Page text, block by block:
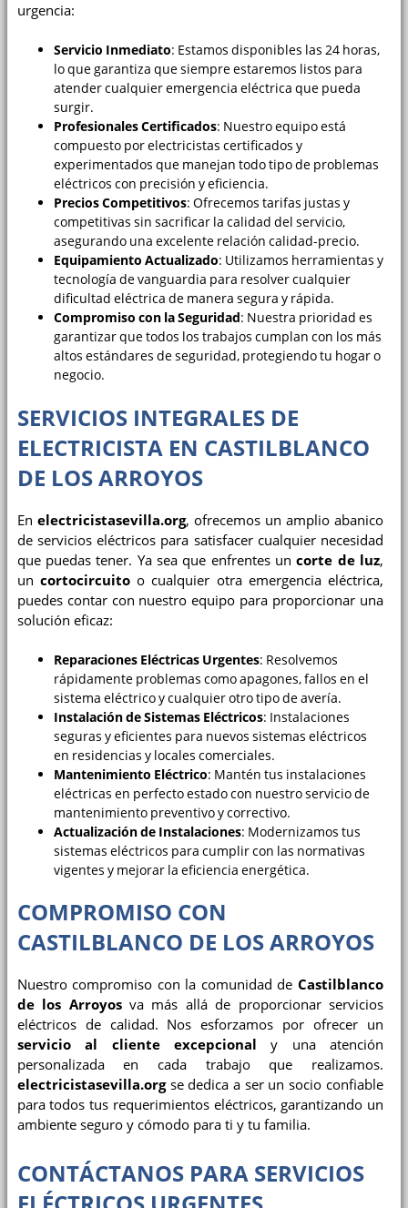
urgencia:
Servicio Inmediato: Estamos disponibles las 24 horas,
lo que garantiza que siempre estaremos listos para
atender cualquier emergencia eléctrica que pueda
surgir.
Profesionales Certificados: Nuestro equipo está
compuesto por electricistas certificados y
experimentados que manejan todo tipo de problemas
eléctricos con precisión y eficiencia.
Precios Competitivos: Ofrecemos tarifas justas y
competitivas sin sacrificar la calidad del servicio,
asegurando una excelente relación calidad-precio.
Equipamiento Actualizado: Utilizamos herramientas y
tecnología de vanguardia para resolver cualquier
dificultad eléctrica de manera segura y rápida.
Compromiso con la Seguridad: Nuestra prioridad es
garantizar que todos los trabajos cumplan con los más
altos estándares de seguridad, protegiendo tu hogar o
negocio.
SERVICIOS INTEGRALES DE
ELECTRICISTA EN CASTILBLANCO
DE LOS ARROYOS
En electricistasevilla.org, ofrecemos un amplio abanico
de servicios eléctricos para satisfacer cualquier necesidad
que puedas tener. Ya sea que enfrentes uncorte de luz,
un cortocircuito o cualquier otra emergencia eléctrica,
puedes contar con nuestro equipo para proporcionar una
solución eficaz:
Reparaciones Eléctricas Urgentes: Resolvemos
rápidamente problemas como apagones, fallos en el
sistema eléctrico y cualquier otro tipo de avería.
Instalación de Sistemas Eléctricos: Instalaciones
seguras y eficientes para nuevos sistemas eléctricos
en residencias y locales comerciales.
Mantenimiento Eléctrico: Mantén tus instalaciones
eléctricas en perfecto estado con nuestro servicio de
mantenimiento preventivo y correctivo.
Actualización de Instalaciones: Modernizamos tus
sistemas eléctricos para cumplir con las normativas
vigentes y mejorar la eficiencia energética.
COMPROMISO CON
CASTILBLANCO DE LOS ARROYOS
Nuestro compromiso con la comunidad de Castilblanco
de los Arroyosva más allá de proporcionar servicios
eléctricos de calidad. Nos esforzamos por ofrecer un
servicio al cliente excepcional
y una atención
personalizada en cada trabajo que realizamos.
electricistasevilla.orgse dedica a ser un socio confiable
para todos tus requerimientos eléctricos, garantizando un
ambiente seguro y cómodo para ti y tu familia.
CONTÁCTANOS PARA SERVICIOS